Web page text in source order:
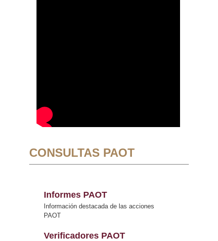
CONSULTAS PAOT
Informes PAOT
Información destacada de las acciones
PAOT
Verificadores PAOT